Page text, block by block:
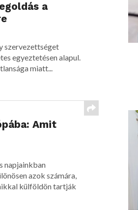
a
szervezettséget
egyeztetésen alapul.
miatt...
Amit
napjainkban
azok számára,
külföldön tartják